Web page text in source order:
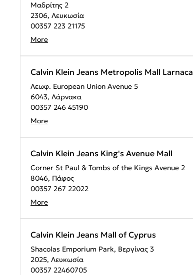
Μαδρίτης 2
2306, Λευκωσία
00357 223 21175
More
Calvin Klein Jeans Metropolis Mall Larnaca
Λεωφ. European Union Avenue 5
6043, Λάρνακα
00357 246 45190
More
Calvin Klein Jeans King's Avenue Mall
Corner St Paul & Tombs of the Kings Avenue 2
8046, Πάφος
00357 267 22022
More
Calvin Klein Jeans Mall of Cyprus
Shacolas Emporium Park, Βεργίνας 3
2025, Λευκωσία
00357 22460705